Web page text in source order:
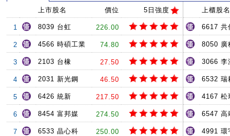
上市股名 價位 5日強度
1 8039 台虹 226.00
2 4566 時碩工業 74.80
3 2103 台橡 27.50
4 2031 新光鋼 46.50
5 6426 統新 217.50
6 8454 富邦媒 274.50
7 6533 晶心科 250.00
上櫃股名
6617 共
8050 廣
3066 李
6532 瑞
4167 松
6547 高
4991 環